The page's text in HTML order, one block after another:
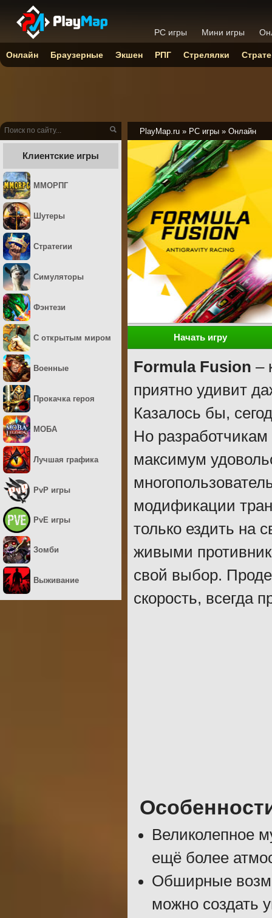
PlayMap.ru » PC игры » Онлайн
Начать игру
Formula Fusion –
приятно удивит
Казалось бы,
Но
максимум
модификации
только ездить на
живыми
свой выбор.
скорость, всегда
Великолепное
ещё более
Обширные
можно создать
Клиентские игры
ММОРПГ
Шутеры
Стратегии
Симуляторы
Фэнтези
С открытым миром
Военные
Прокачка героя
МОБА
Лучшая графика
PvP игры
PvE игры
Зомби
Выживание
PC игры Мини игры
Онлайн Браузерные Экшен РПГ Стрелялки